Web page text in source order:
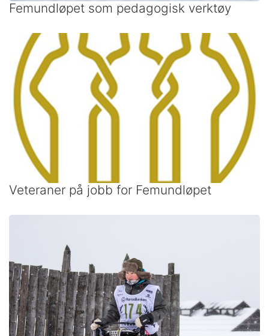
Femundløpet som pedagogisk verktøy
Veteraner på jobb for Femundløpet